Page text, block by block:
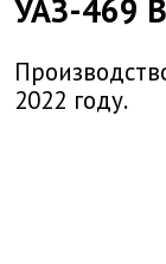
УАЗ-469
2022 году.